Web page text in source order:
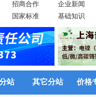
招商合作 企业新闻
国家标准 基础知识
站 其它分站 价格